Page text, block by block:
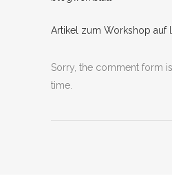
Artikel zum Workshop auf
Sorry, the comment form
time.